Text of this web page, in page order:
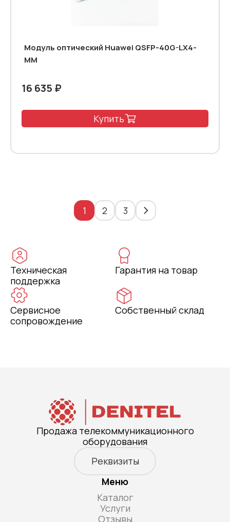
Модуль оптический Huawei QSFP-40G-LX4-
MM
16 635 ₽
Купить
1 2 3
Техническая
поддержка
Гарантия на товар
Сервисное
сопровождение
Собственный склад
Продажа телекоммуникационного
оборудования
Реквизиты
Меню
Каталог
Услуги
Отзывы